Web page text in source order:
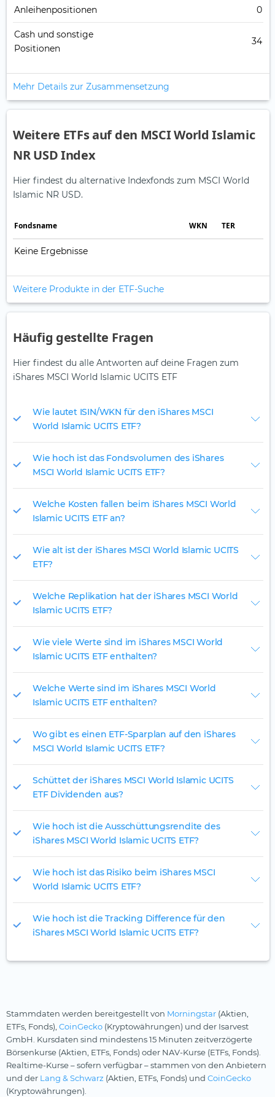
Anleihenpositionen 0
Cash und sonstige
Positionen
34
Mehr Details zur Zusammensetzung
Weitere ETFs auf den MSCI World Islamic
NR USD Index
Hier findest du alternative Indexfonds zum MSCI World
Islamic NR USD.
Fonds­name WKN TER
Keine Ergebnisse
Weitere Produkte in der ETF-Suche
Häufig gestellte Fragen
Hier findest du alle Antworten auf deine Fragen zum
iShares MSCI World Islamic UCITS ETF
Wie lautet ISIN/WKN für den iShares MSCI
World Islamic UCITS ETF?
Wie hoch ist das Fondsvolumen des iShares
MSCI World Islamic UCITS ETF?
Welche Kosten fallen beim iShares MSCI World
Islamic UCITS ETF an?
Wie alt ist der iShares MSCI World Islamic UCITS
ETF?
Welche Replikation hat der iShares MSCI World
Islamic UCITS ETF?
Wie viele Werte sind im iShares MSCI World
Islamic UCITS ETF enthalten?
Welche Werte sind im iShares MSCI World
Islamic UCITS ETF enthalten?
Wo gibt es einen ETF-Sparplan auf den iShares
MSCI World Islamic UCITS ETF?
Schüttet der iShares MSCI World Islamic UCITS
ETF Dividenden aus?
Wie hoch ist die Ausschüttungsrendite des
iShares MSCI World Islamic UCITS ETF?
Wie hoch ist das Risiko beim iShares MSCI
World Islamic UCITS ETF?
Wie hoch ist die Tracking Difference für den
iShares MSCI World Islamic UCITS ETF?
Stammdaten werden bereitgestellt von Morningstar (Aktien,
ETFs, Fonds), CoinGecko (Kryptowährungen) und der Isarvest
GmbH. Kursdaten sind mindestens 15 Minuten zeitverzögerte
Börsenkurse (Aktien, ETFs, Fonds) oder NAV-Kurse (ETFs, Fonds).
Realtime-Kurse – sofern verfügbar – stammen von den Anbietern
und der Lang & Schwarz (Aktien, ETFs, Fonds) und CoinGecko
(Kryptowährungen).